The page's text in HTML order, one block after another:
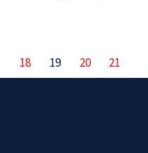
18 19 20 21